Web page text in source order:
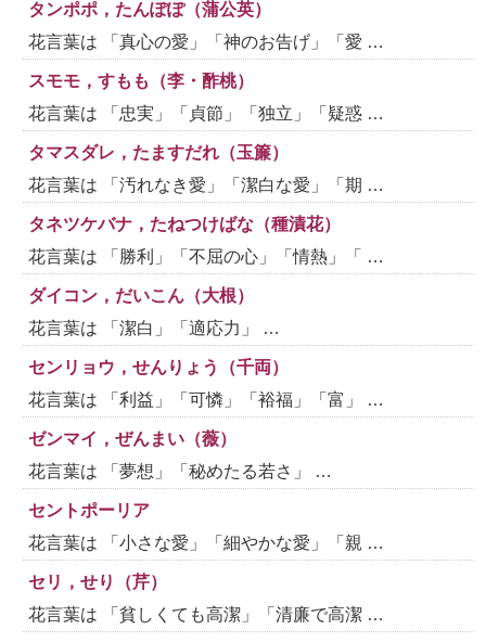
タンポポ，たんぽぽ（蒲公英）
花言葉は 「真心の愛」「神のお告げ」「愛 …
スモモ，すもも（李・酢桃）
花言葉は 「忠実」「貞節」「独立」「疑惑 …
タマスダレ，たますだれ（玉簾）
花言葉は 「汚れなき愛」「潔白な愛」「期 …
タネツケバナ，たねつけばな（種漬花）
花言葉は 「勝利」「不屈の心」「情熱」「 …
ダイコン，だいこん（大根）
花言葉は 「潔白」「適応力」 …
センリョウ，せんりょう（千両）
花言葉は 「利益」「可憐」「裕福」「富」 …
ゼンマイ，ぜんまい（薇）
花言葉は 「夢想」「秘めたる若さ」 …
セントポーリア
花言葉は 「小さな愛」「細やかな愛」「親 …
セリ，せり（芹）
花言葉は 「貧しくても高潔」「清廉で高潔 …